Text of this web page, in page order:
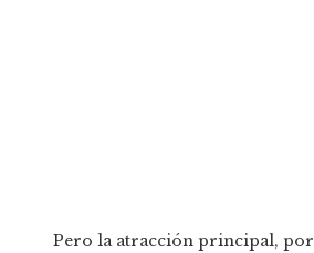
Pero la atracción principal, por